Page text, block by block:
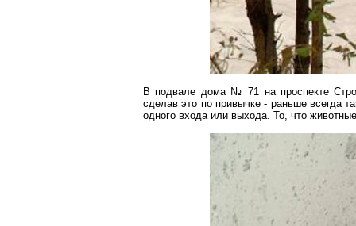
В подвале дома № 71 на проспекте
сделав это по привычке - раньше всегда
одного входа или выхода. То, что